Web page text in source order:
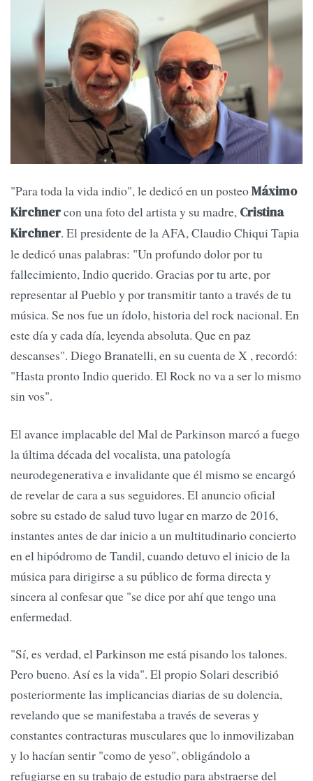
"Para toda la vida indio", le dedicó en un posteoMáximo
Kirchnercon una foto del artista y su madre, Cristina
Kirchner. El presidente de la AFA, Claudio Chiqui Tapia
le dedicó unas palabras: "Un profundo dolor por tu
fallecimiento, Indio querido. Gracias por tu arte, por
representar al Pueblo y por transmitir tanto a través de tu
música. Se nos fue un ídolo, historia del rock nacional. En
este día y cada día, leyenda absoluta. Que en paz
descanses". Diego Branatelli, en su cuenta de X , recordó:
"Hasta pronto Indio querido. El Rock no va a ser lo mismo
sin vos".
El avance implacable del Mal de Parkinson marcó a fuego
la última década del vocalista, una patología
neurodegenerativa e invalidante que él mismo se encargó
de revelar de cara a sus seguidores. El anuncio oficial
sobre su estado de salud tuvo lugar en marzo de 2016,
instantes antes de dar inicio a un multitudinario concierto
en el hipódromo de Tandil, cuando detuvo el inicio de la
música para dirigirse a su público de forma directa y
sincera al confesar que "se dice por ahí que tengo una
enfermedad.
"Sí, es verdad, el Parkinson me está pisando los talones.
Pero bueno. Así es la vida". El propio Solari describió
posteriormente las implicancias diarias de su dolencia,
revelando que se manifestaba a través de severas y
constantes contracturas musculares que lo inmovilizaban
y lo hacían sentir "como de yeso", obligándolo a
refugiarse en su trabajo de estudio para abstraerse del